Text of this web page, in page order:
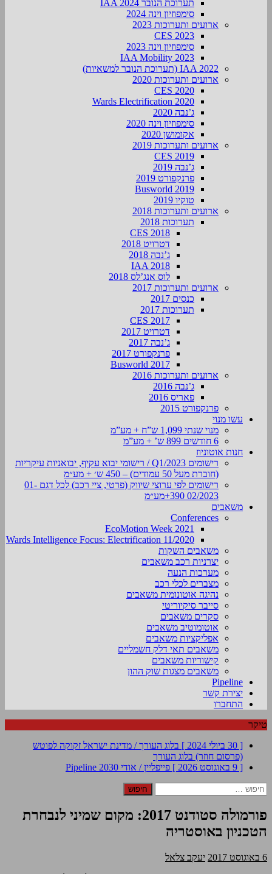
תערוכת הנובר IAA 2024
סימפוזיון וינה 2024
ארועים ותערוכות 2023
CES 2023
סימפוזיון וינה 2023
IAA Mobility 2023
IAA 2022 (תערוכת הנובר למשאיות)
ארועים ותערוכות 2020
CES 2020
Wards Electrification 2020
ג’נבה 2020
סימפוזיון וינה 2020
אקומושן 2020
ארועים ותערוכות 2019
CES 2019
ג’נבה 2019
פרנקפורט 2019
Busworld 2019
טוקיו 2019
ארועים ותערוכות 2018
תערוכות 2018
CES 2018
דטרויט 2018
ג’נבה 2018
IAA 2018
לוס אנג’לס 2018
ארועים ותערוכות 2017
כנסים 2017
תערוכות 2017
CES 2017
דטרויט 2017
ג’נבה 2017
פרנקפורט 2017
Busworld 2017
ארועים ותערוכות 2016
ג’נבה 2016
פאריס 2016
פרנקפורט 2015
עשו מנוי
מנוי שנתי 1,099 ש”ח + מע”מ
6 חודשים 899 ש’ + מע”מ
חנות אוטוניוז
רישומים Q1/2023 / רישומי יבוא עקיף, יבואניות עיקריות
(חוברת מעל 50 עמודים) – 450 ש׳ + מע״מ
רישומים לפי ערוצי שיווק (פרטי, ציי רכב) לכל דגם 01-
02/2023 390+מע״מ
משאבים
Conferences
EcoMotion Week 2021
Wards Intelligence Focus: Electrification 11/2020
משאבים השקות
יצרניות רכב משאבים
מערכות הנעה
מצברים לכלי רכב
נהיגה אוטונומית משאבים
סייבר סיקיוריטי
סקרים משאבים
אוטומוטיב משאבים
אפליקציות משאבים
משאבים תאי דלק חשמליים
קישוריות משאבים
משאבים מצגות שוק ההון
Pipeline
יצירת קשר
התחברו
טיקר
[ 30 ביולי 2024 ]
בלוג העורך / מדינת ישראל זקוקה לפוטש
(פרסום חוזר) בלוג העורך
[ 9 באוגוסט 2026 ]
פייפליין / אודי 2030
Pipeline
חיפוש:
פורמולה סטודנט 2017: מקום שמיני לנבחרת
הטכניון באוסטריה
6 באוגוסט 2017
יעקב צלאל